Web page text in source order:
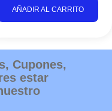
AÑADIR AL CARRITO
Cupones,
estar